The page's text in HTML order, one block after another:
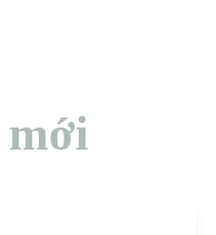
mới